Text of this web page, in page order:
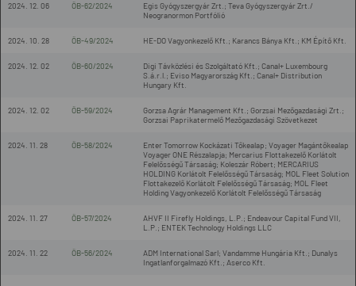
2024. 12. 06 ÖB-62/2024
Egis Gyógyszergyár Zrt.; Teva Gyógyszergyár Zrt./
Neogranormon Portfólió
2024. 10. 28 ÖB-49/2024 HE-DO Vagyonkezelő Kft.; Karancs Bánya Kft.; KM Építő Kft.
2024. 12. 02 ÖB-60/2024
Digi Távközlési és Szolgáltató Kft.; Canal+ Luxembourg
S.á.r.l.; Eviso Magyarország Kft.; Canal+ Distribution
Hungary Kft.
2024. 12. 02 ÖB-59/2024
Gorzsa Agrár Management Kft.; Gorzsai Mezőgazdasági Zrt.;
Gorzsai Paprikatermelő Mezőgazdasági Szövetkezet
2024. 11. 28 ÖB-58/2024
Enter Tomorrow Kockázati Tőkealap; Voyager Magántőkealap
Voyager ONE Részalapja; Mercarius Flottakezelő Korlátolt
Felelősségű Társaság; Koleszár Róbert; MERCARIUS
HOLDING Korlátolt Felelősségű Társaság; MOL Fleet Solution
Flottakezelő Korlátolt Felelősségű Társaság; MOL Fleet
Holding Vagyonkezelő Korlátolt Felelősségű Társaság
2024. 11. 27 ÖB-57/2024
AHVF II Firefly Holdings, L.P.; Endeavour Capital Fund VII,
L.P.; ENTEK Technology Holdings LLC
2024. 11. 22 ÖB-56/2024
ADM International Sarl; Vandamme Hungária Kft.; Dunalys
Ingatlanforgalmazó Kft.; Aserco Kft.